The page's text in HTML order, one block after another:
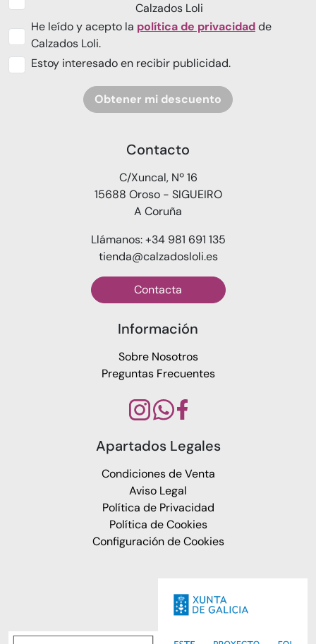
Calzados Loli
He leído y acepto la política de privacidadde
Calzados Loli.
Estoy interesado en recibir publicidad.
Obtener mi descuento
Contacto
C/Xuncal, Nº 16
15688 Oroso - SIGUEIRO
A Coruña
Llámanos: +34 981 691 135
tienda@calzadosloli.es
Contacta
Información
Sobre Nosotros
Preguntas Frecuentes
Apartados Legales
Condiciones de Venta
Aviso Legal
Política de Privacidad
Política de Cookies
Configuración de Cookies